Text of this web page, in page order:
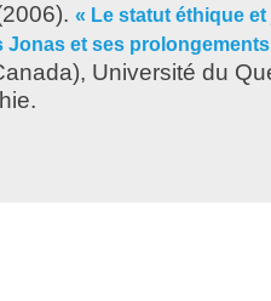
« Le statut éthique
Jonas et ses
Université du